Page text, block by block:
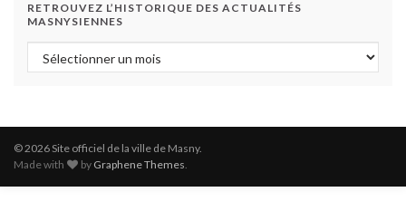
RETROUVEZ L’HISTORIQUE DES ACTUALITÉS
MASNYSIENNES
Retrouvez l’historique des actualités masnysiennes
© 2026 Site officiel de la ville de Masny.
Made with
by Graphene Themes.